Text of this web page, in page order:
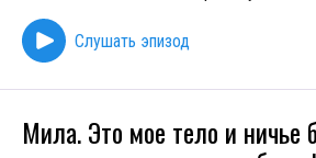
Слушать эпизод
Мила. Это мое тело и ничье